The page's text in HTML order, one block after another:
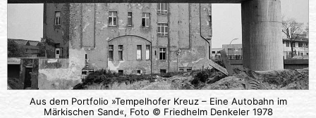
Aus dem Portfolio »Tempelhofer Kreuz – Eine Autobahn im
Märkischen Sand«, Foto © Friedhelm Denkeler 1978